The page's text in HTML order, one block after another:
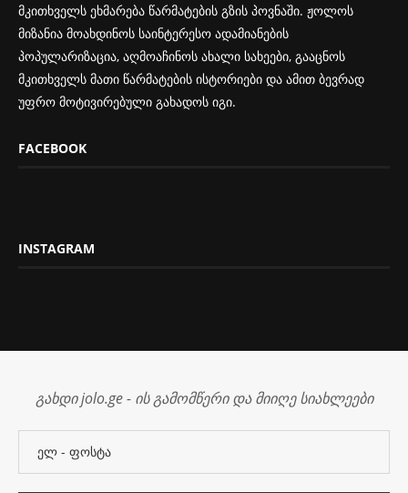
მკითხველს ეხმარება წარმატების გზის პოვნაში. ჟოლოს
მიზანია მოახდინოს საინტერესო ადამიანების
პოპულარიზაცია, აღმოაჩინოს ახალი სახეები, გააცნოს
მკითხველს მათი წარმატების ისტორიები და ამით ბევრად
უფრო მოტივირებული გახადოს იგი.
FACEBOOK
INSTAGRAM
გახდი jolo.ge - ის გამომწერი და მიიღე სიახლეები